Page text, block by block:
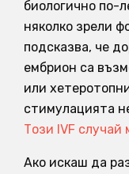
биологично по-
няколко зрели
подсказва, че
ембрион са
или
стимулацията
Този IVF
Ако искаш да